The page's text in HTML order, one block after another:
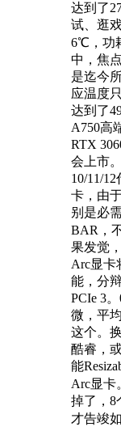
达到了
试、逛
6℃，功
中，焦
是迄今
应温度
达到了
A750高
RTX
会上市
10/11/
卡，由
别是必
BAR，
果发觉
Arc显卡
能，分
PCIe 3
微，平
这个。
酷睿，
能
Arc显卡
掉了，8
才告竣